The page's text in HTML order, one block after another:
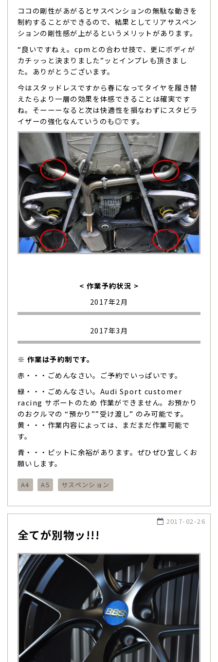
ココの剛性があがるとサスペンションの無駄な動きを
制約することができるので、結果としてリアサスペン
ションの剛性感が上がるというメリットがあります。
“良いですねぇ。cpmとの合わせ技で、更にボディが
カチッっと決まりました”ッとインプレも頂きまし
た。ありがとうございます。
今はスタッドレスですから春になってタイヤを履き替
えたらより一層の効果を体感できることは確実です
ね。そーーーなると次は快適性を損なわずにスタビラ
イザーの強化なんていうのも◎です。
< 作業予約状況 >
2017年2月
2017年3月
※ 作業は予約制です。
赤・・・ごめんなさい。ご予約でいっぱいです。
緑・・・ごめんなさい。Audi Sport customer
racing サポートのため 作業ができません。お預かり
のおクルマの “預かり””受け渡し” のみ可能です。
黄・・・作業内容によっては、まだまだ作業可能で
す。
青・・・ピットに余裕があります。ぜひぜひ宜しくお
願いします。
A4 A5 サスペンション
全てが別物ッ!!!
2017-02-26